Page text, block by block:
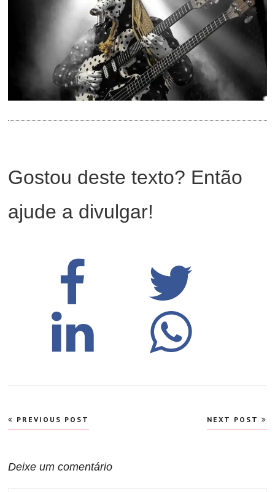
Gostou deste texto? Então
ajude a divulgar!
Navegação
de
PREVIOUS POST NEXT POST
Deixe um comentário